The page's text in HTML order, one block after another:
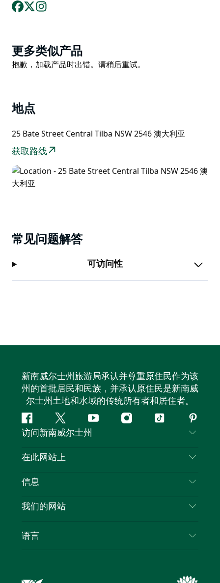
香氛，挑选贴心的礼物，并体验南海岸最美丽的古镇之一
Facebook
X
Product
List
更多类似产品
Product
抱歉，加载产品时出错。请稍后重试。
地点
25 Bate Street Central Tilba NSW 2546 澳大利亚
获取路线
常见问题解答
可访问性
新南威尔士州旅游局承认并尊重原住民作为该
州的首批居民和民族，并承认原住民是新南威
尔士州土地和水域的传统所有者和居住者。
Facebook叽
叽
喳
YouTubeInstagram
抖
访问新南威尔士州
联系我们
隐私
Cookie 通知
在此网站上
目的地
新南威尔士州公路旅行
活动
信息
旅行信息
新南威尔士州的商业
我们的网站
语言